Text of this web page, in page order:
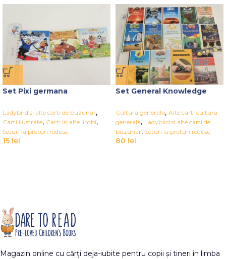
Set Pixi germana
Ladybird si alte carti de buzunar,
Carti ilustrate, Carti in alte limbi,
Seturi la preturi reduse
15 lei
Set General Knowledge
Cultura generala, Alte carti cultura
generala, Ladybird si alte carti de
buzunar, Seturi la preturi reduse
80 lei
Magazin online cu cărți deja-iubite pentru copii și tineri în limba